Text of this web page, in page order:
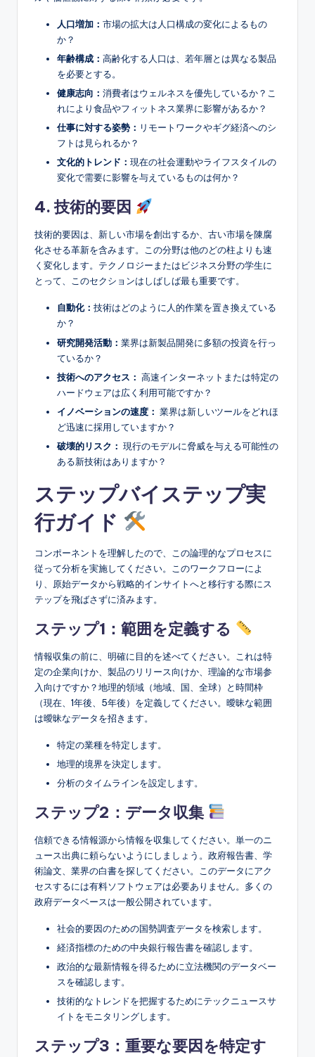
人口増加： 市場の拡大は人口構成の変化によるもの
か？
年齢構成： 高齢化する人口は、若年層とは異なる製品
を必要とする。
健康志向： 消費者はウェルネスを優先しているか？こ
れにより食品やフィットネス業界に影響があるか？
仕事に対する姿勢： リモートワークやギグ経済へのシ
フトは見られるか？
文化的トレンド： 現在の社会運動やライフスタイルの
変化で需要に影響を与えているものは何か？
4. 技術的要因
技術的要因は、新しい市場を創出するか、古い市場を陳腐
化させる革新を含みます。この分野は他のどの柱よりも速
く変化します。テクノロジーまたはビジネス分野の学生に
とって、このセクションはしばしば最も重要です。
自動化： 技術はどのように人的作業を置き換えている
か？
研究開発活動： 業界は新製品開発に多額の投資を行っ
ているか？
技術へのアクセス： 高速インターネットまたは特定の
ハードウェアは広く利用可能ですか？
イノベーションの速度： 業界は新しいツールをどれほ
ど迅速に採用していますか？
破壊的リスク： 現行のモデルに脅威を与える可能性の
ある新技術はありますか？
ステップバイステップ実
行ガイド
コンポーネントを理解したので、この論理的なプロセスに
従って分析を実施してください。このワークフローによ
り、原始データから戦略的インサイトへと移行する際にス
テップを飛ばさずに済みます。
ステップ1：範囲を定義する
情報収集の前に、明確に目的を述べてください。これは特
定の企業向けか、製品のリリース向けか、理論的な市場参
入向けですか？地理的領域（地域、国、全球）と時間枠
（現在、1年後、5年後）を定義してください。曖昧な範囲
は曖昧なデータを招きます。
特定の業種を特定します。
地理的境界を決定します。
分析のタイムラインを設定します。
ステップ2：データ収集
信頼できる情報源から情報を収集してください。単一のニ
ュース出典に頼らないようにしましょう。政府報告書、学
術論文、業界の白書を探してください。このデータにアク
セスするには有料ソフトウェアは必要ありません。多くの
政府データベースは一般公開されています。
社会的要因のための国勢調査データを検索します。
経済指標のための中央銀行報告書を確認します。
政治的な最新情報を得るために立法機関のデータベー
スを確認します。
技術的なトレンドを把握するためにテックニュースサ
イトをモニタリングします。
ステップ3：重要な要因を特定す